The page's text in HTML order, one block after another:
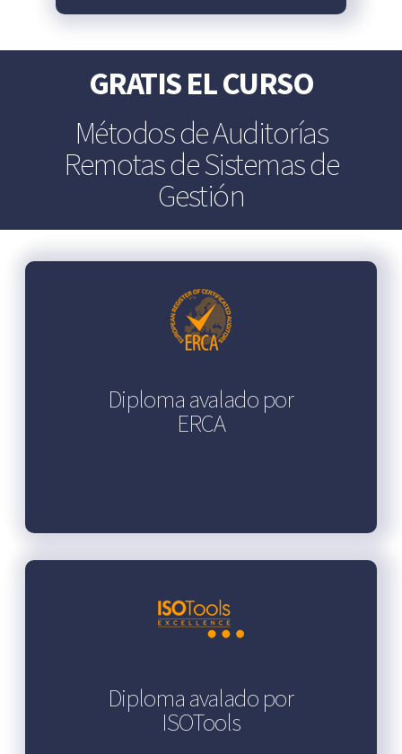
GRATIS EL CURSO
Métodos de Auditorías
Remotas de Sistemas de
Gestión
Diploma avalado por
ERCA
Diploma avalado por
ISOTools